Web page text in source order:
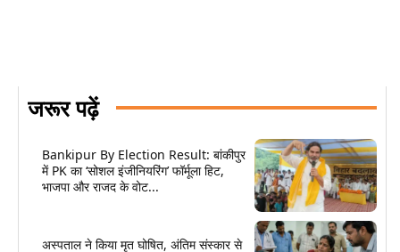
जरूर पढ़ें
Bankipur By Election Result: बांकीपुर
में PK का ‘सोशल इंजीनियरिंग’ फॉर्मूला हिट,
भाजपा और राजद के वोट...
अस्पताल ने किया मृत घोषित, अंतिम संस्कार से